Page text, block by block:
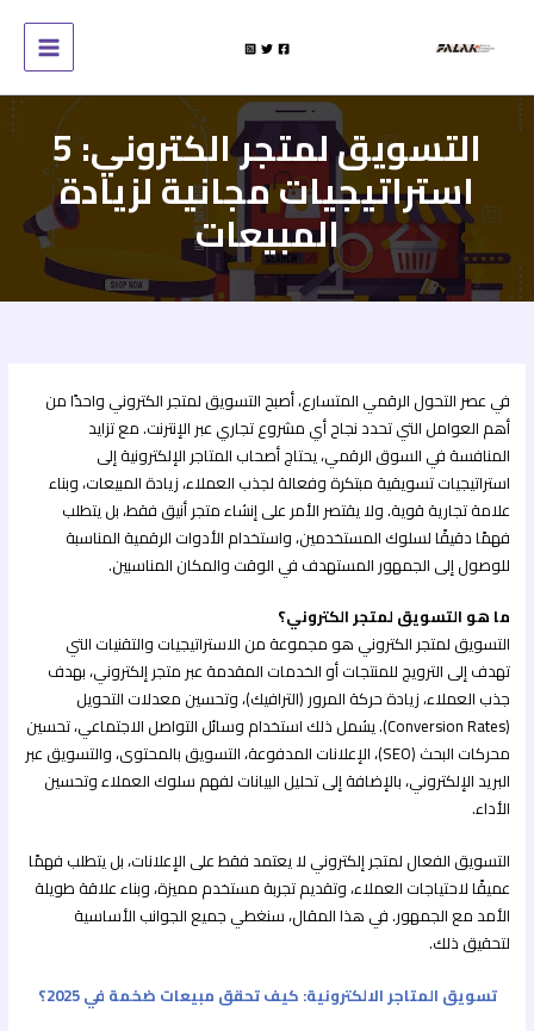
التسويق لمتجر الكتروني: 5
استراتيجيات مجانية لزيادة
المبيعات
في عصر التحول الرقمي المتسارع، أصبح التسويق لمتجر الكتروني واحدًا من
أهم العوامل التي تحدد نجاح أي مشروع تجاري عبر الإنترنت. مع تزايد
المنافسة في السوق الرقمي، يحتاج أصحاب المتاجر الإلكترونية إلى
استراتيجيات تسويقية مبتكرة وفعالة لجذب العملاء، زيادة المبيعات، وبناء
علامة تجارية قوية. ولا يقتصر الأمر على إنشاء متجر أنيق فقط، بل يتطلب
فهمًا دقيقًا لسلوك المستخدمين، واستخدام الأدوات الرقمية المناسبة
للوصول إلى الجمهور المستهدف في الوقت والمكان المناسبين.
ما هو التسويق لمتجر الكتروني؟
التسويق لمتجر الكتروني هو مجموعة من الاستراتيجيات والتقنيات التي
تهدف إلى الترويج للمنتجات أو الخدمات المقدمة عبر متجر إلكتروني، بهدف
جذب العملاء، زيادة حركة المرور (الترافيك)، وتحسين معدلات التحويل
(Conversion Rates). يشمل ذلك استخدام وسائل التواصل الاجتماعي، تحسين
محركات البحث (SEO)، الإعلانات المدفوعة، التسويق بالمحتوى، والتسويق عبر
البريد الإلكتروني، بالإضافة إلى تحليل البيانات لفهم سلوك العملاء وتحسين
الأداء.
التسويق الفعال لمتجر إلكتروني لا يعتمد فقط على الإعلانات، بل يتطلب فهمًا
عميقًا لاحتياجات العملاء، وتقديم تجربة مستخدم مميزة، وبناء علاقة طويلة
الأمد مع الجمهور. في هذا المقال، سنغطي جميع الجوانب الأساسية
لتحقيق ذلك.
تسويق المتاجر الالكترونية: كيف تحقق مبيعات ضخمة في 2025؟